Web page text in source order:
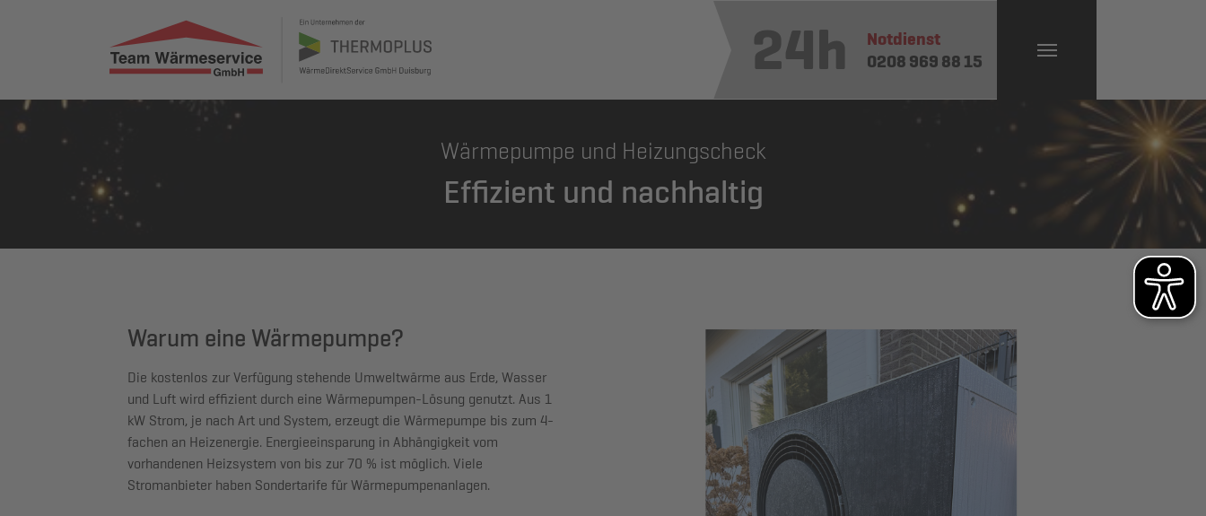
24h
Notdienst
0208 969 88 15
Wärmepumpe und Heizungscheck
Effizient und nachhaltig
Warum eine Wärmepumpe?
Die kostenlos zur Verfügung stehende Umweltwärme aus Erde, Wasser
und Luft wird effizient durch eine Wärmepumpen-Lösung genutzt. Aus 1
kW Strom, je nach Art und System, erzeugt die Wärmepumpe bis zum 4-
fachen an Heizenergie. Energieeinsparung in Abhängigkeit vom
vorhandenen Heizsystem von bis zur 70 % ist möglich. Viele
Stromanbieter haben Sondertarife für Wärmepumpenanlagen.